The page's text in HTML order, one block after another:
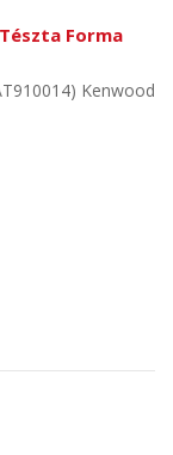
Forma
Kenwood